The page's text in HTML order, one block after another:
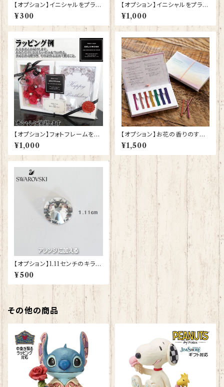
【オプション】イニシャルをプラス
する
¥300
【オプション】イニシャルをプラス
する
¥1,000
【オプション】フォトフレームを開
いて中身が見えるラッピングに
する
¥1,000
【オプション】お花の香りのする
お線香とセットにする
¥1,500
【オプション】1.11センチのキラキ
ラ スワロフスキーをアレンジに
さらにプラスする
¥500
その他の商品